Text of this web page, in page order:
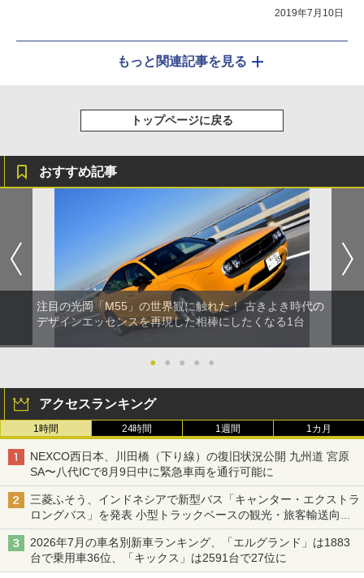
2019年7月10日
もっと関連記事を見る
トップページに戻る
おすすめ記事
注目の光岡「M55」の世界観に触れた！ 古きよき時代の
デザインエッセンスを再現した相棒にしたくなる1台
● ● ● ● ●
アクセスランキング
1時間 24時間 1週間 1カ月
NEXCO西日本、川田橋（下り線）の復旧状況公開 九州道 宮原
SA〜八代ICで8月9日中に緊急車両を通行可能に
三菱ふそう、インドネシアで新型バス「キャンター・エクストラ
ロングバス」を発表 小型トラックベースの観光・旅客輸送向け
バス
2026年7月の車名別新車ランキング、「エルグランド」は1883
台で乗用車36位、「キックス」は2591台で27位に